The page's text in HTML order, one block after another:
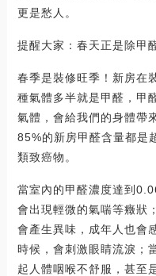
更是愁人。
提醒大家：春天正是除甲
春季是裝修旺季！新房在
種氣體多半就是甲醛，甲
氣體，會給我們的身體帶
85%的新房甲醛含量都是
類致癌物。
當室內的甲醛濃度達到
會出現輕微的氣喘等癥狀
會產生異味，成年人也會
時候，會刺激眼睛流淚；
起人體咽喉不舒服，甚至